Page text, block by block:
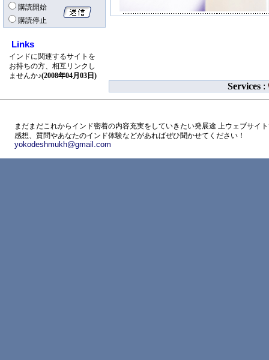
購読開始
購読停止
Links
インドに関連するサイトを
お持ちの方、相互リンクし
ませんか♪(2008年04月03日)
Services :
まだまだこれからインド密着の内容充実をしていきたい発展途 上ウェブサイ
感想、質問やあなたのインド体験などがあればぜひ聞かせてください！
yokodeshmukh@gmail.com